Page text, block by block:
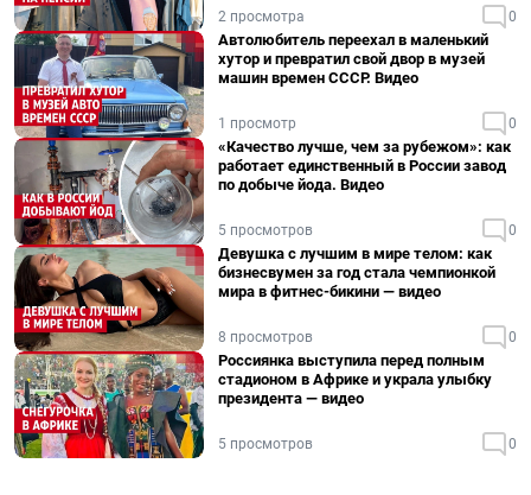
2 просмотра 0
Автолюбитель переехал в маленький
хутор и превратил свой двор в музей
машин времен СССР. Видео
1 просмотр 0
«Качество лучше, чем за рубежом»: как
работает единственный в России завод
по добыче йода. Видео
5 просмотров 0
Девушка с лучшим в мире телом: как
бизнесвумен за год стала чемпионкой
мира в фитнес-бикини — видео
8 просмотров 0
Россиянка выступила перед полным
стадионом в Африке и украла улыбку
президента — видео
5 просмотров 0